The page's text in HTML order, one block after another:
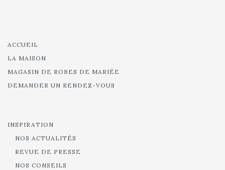
ACCUEIL
LA MAISON
MAGASIN DE ROBES DE MARIÉE
DEMANDER UN RENDEZ-VOUS
INSPIRATION
NOS ACTUALITÉS
REVUE DE PRESSE
NOS CONSEILS